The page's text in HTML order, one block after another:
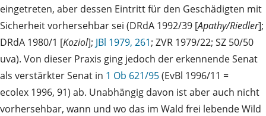
eingetreten, aber dessen Eintritt für den Geschädigten mit
Sicherheit vorhersehbar sei (DRdA 1992/39 [Apathy/Riedler];
DRdA 1980/1 [Koziol]; JBl 1979, 261; ZVR 1979/22; SZ 50/50
uva). Von dieser Praxis ging jedoch der erkennende Senat
als verstärkter Senat in 1 Ob 621/95(EvBl 1996/11 =
ecolex 1996, 91) ab. Unabhängig davon ist aber auch nicht
vorhersehbar, wann und wo das im Wald frei lebende Wild